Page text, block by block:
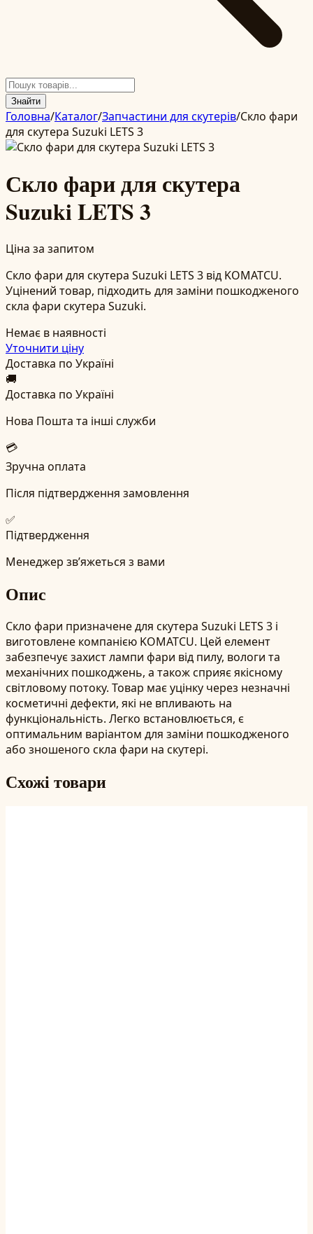
Знайти
Головна/Каталог/Запчастини для скутерів/Скло фари
для скутера Suzuki LETS 3
Скло фари для скутера
Suzuki LETS 3
Ціна за запитом
Скло фари для скутера Suzuki LETS 3 від KOMATCU.
Уцінений товар, підходить для заміни пошкодженого
скла фари скутера Suzuki.
Немає в наявності
Уточнити ціну
Доставка по Україні
🚚
Доставка по Україні
Нова Пошта та інші служби
💳
Зручна оплата
Після підтвердження замовлення
✅
Підтвердження
Менеджер зв’яжеться з вами
Опис
Скло фари призначене для скутера Suzuki LETS 3 і
виготовлене компанією KOMATCU. Цей елемент
забезпечує захист лампи фари від пилу, вологи та
механічних пошкоджень, а також сприяє якісному
світловому потоку. Товар має уцінку через незначні
косметичні дефекти, які не впливають на
функціональність. Легко встановлюється, є
оптимальним варіантом для заміни пошкодженого
або зношеного скла фари на скутері.
Схожі товари